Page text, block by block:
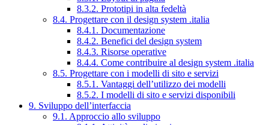
8.3.2. Prototipi in alta fedeltà
8.4. Progettare con il design system .italia
8.4.1. Documentazione
8.4.2. Benefici del design system
8.4.3. Risorse operative
8.4.4. Come contribuire al design system .italia
8.5. Progettare con i modelli di sito e servizi
8.5.1. Vantaggi dell’utilizzo dei modelli
8.5.2. I modelli di sito e servizi disponibili
9. Sviluppo dell’interfaccia
9.1. Approccio allo sviluppo